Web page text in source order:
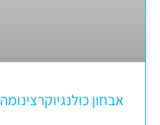
אבחון כולנגיוקרצינומה